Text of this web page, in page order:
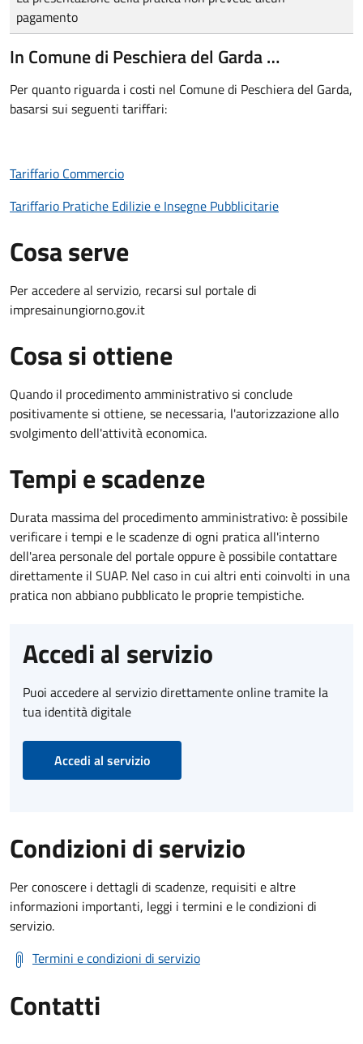
pagamento
In Comune di Peschiera del Garda …
Per quanto riguarda i costi nel Comune di Peschiera del Garda,
basarsi sui seguenti tariffari:
Tariffario Commercio
Tariffario Pratiche Edilizie e Insegne Pubblicitarie
Cosa serve
Per accedere al servizio, recarsi sul portale di
impresainungiorno.gov.it
Cosa si ottiene
Quando il procedimento amministrativo si conclude
positivamente si ottiene, se necessaria, l'autorizzazione allo
svolgimento dell'attività economica.
Tempi e scadenze
Durata massima del procedimento amministrativo: è possibile
verificare i tempi e le scadenze di ogni pratica all'interno
dell'area personale del portale oppure è possibile contattare
direttamente il SUAP. Nel caso in cui altri enti coinvolti in una
pratica non abbiano pubblicato le proprie tempistiche.
Accedi al servizio
Puoi accedere al servizio direttamente online tramite la
tua identità digitale
Accedi al servizio
Condizioni di servizio
Per conoscere i dettagli di scadenze, requisiti e altre
informazioni importanti, leggi i termini e le condizioni di
servizio.
Termini e condizioni di servizio
Contatti